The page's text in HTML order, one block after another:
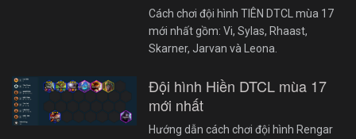
Cách chơi đội hình TIÊN DTCL mùa 17
mới nhất gồm: Vi, Sylas, Rhaast,
Skarner, Jarvan và Leona.
Đội hình Hiền DTCL mùa 17
mới nhất
Hướng dẫn cách chơi đội hình Rengar